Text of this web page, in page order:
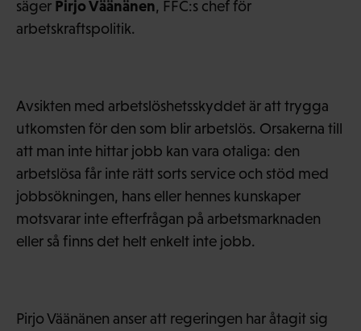
säger Pirjo Väänänen, FFC:s chef för
arbetskraftspolitik.
Avsikten med arbetslöshetsskyddet är att trygga
utkomsten för den som blir arbetslös. Orsakerna till
att man inte hittar jobb kan vara otaliga: den
arbetslösa får inte rätt sorts service och stöd med
jobbsökningen, hans eller hennes kunskaper
motsvarar inte efterfrågan på arbetsmarknaden
eller så finns det helt enkelt inte jobb.
Pirjo Väänänen anser att regeringen har åtagit sig